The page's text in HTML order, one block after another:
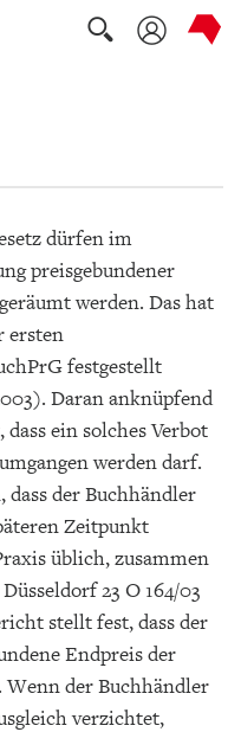
Suche
dürfen im
preisgebundener
werden. Das hat
ersten
festgestellt
Daran anknüpfend
ein solches Verbot
werden darf.
dass der Buchhändler
Zeitpunkt
üblich, zusammen
23 O 164/03
stellt fest, dass der
Endpreis der
der Buchhändler
verzichtet,